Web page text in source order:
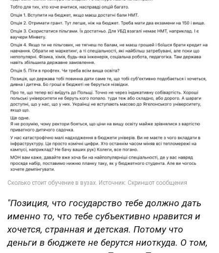
"Позиция, что государство тебе должно дать
именно то, что тебе субъективно нравится и
хочется, странная и детская. Потому что
деньги в бюджете не берутся ниоткуда. О том,